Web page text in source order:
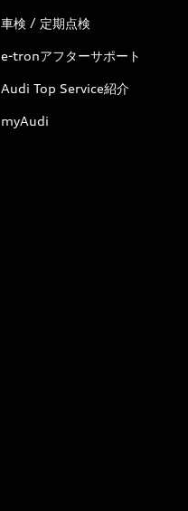
車検 / 定期点検
e-tronアフターサポート
Audi Top Service紹介
myAudi